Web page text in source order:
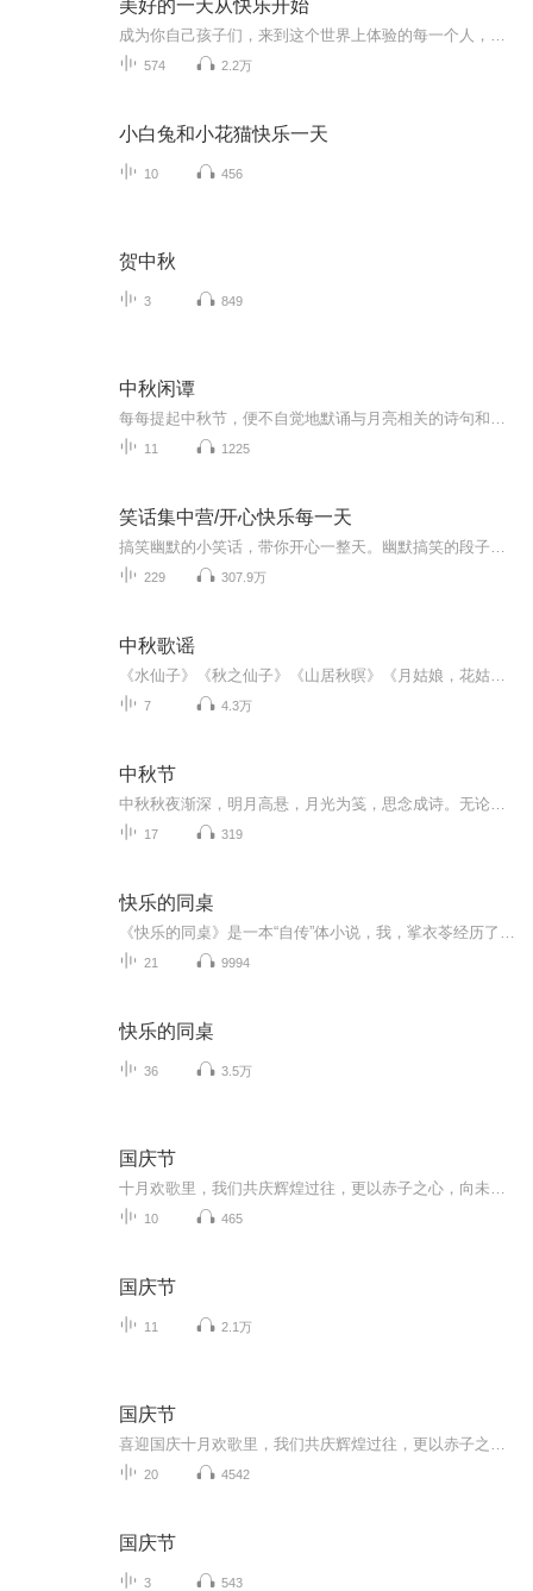
美好的一天从快乐开始
574 2.2万
小白兔和小花猫快乐一天
10 456
贺中秋
3 849
中秋闲谭
11 1225
笑话集中营/开心快乐每一天
229 307.9万
中秋歌谣
7 4.3万
中秋节
17 319
快乐的同桌
21 9994
快乐的同桌
36 3.5万
国庆节
10 465
国庆节
11 2.1万
国庆节
20 4542
国庆节
3 543